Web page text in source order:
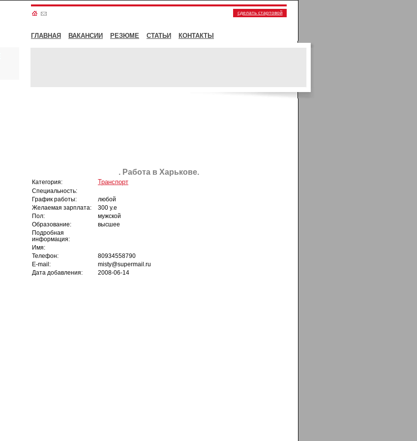
сделать стартовой
ГЛАВНАЯ ВАКАНСИИ РЕЗЮМЕ СТАТЬИ КОНТАКТЫ
. Работа в Харькове.
Категория: Транспорт
Специальность:
График работы:
любой
Желаемая зарплата:
300 у.е
Пол:
мужской
Образование:
высшее
Подробная
информация:
Имя:
Телефон:
80934558790
E-mail:
misty@supermail.ru
Дата добавления:
2008-06-14